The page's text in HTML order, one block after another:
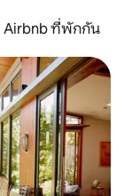
Airbnb ที่พักกัน